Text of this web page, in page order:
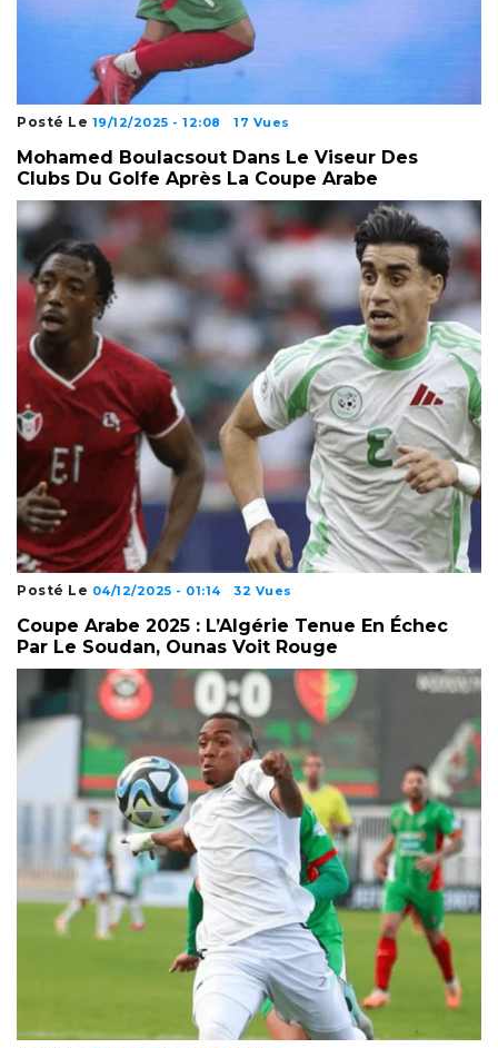
Posté Le 19/12/2025 - 12:08 17 Vues
Mohamed Boulacsout Dans Le Viseur Des
Clubs Du Golfe Après La Coupe Arabe
Posté Le 04/12/2025 - 01:14 32 Vues
Coupe Arabe 2025 : L’Algérie Tenue En Échec
Par Le Soudan, Ounas Voit Rouge